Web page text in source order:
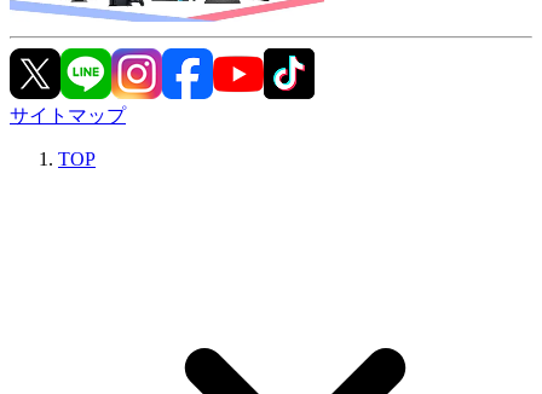
サイトマップ
TOP